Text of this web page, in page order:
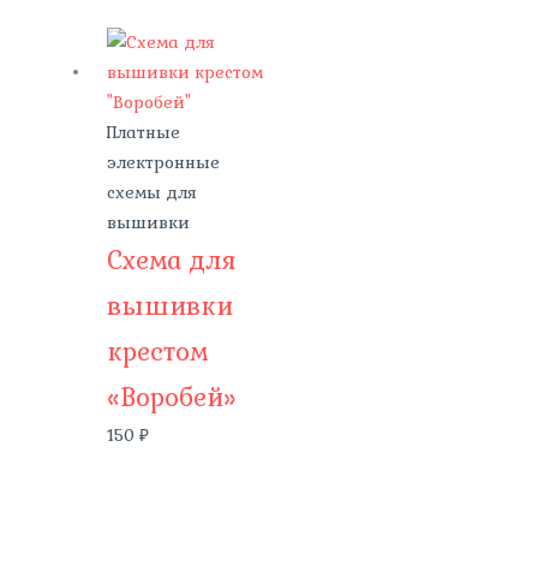
Платные
электронные
схемы для
вышивки
Схема для
вышивки
крестом
«Воробей»
150₽